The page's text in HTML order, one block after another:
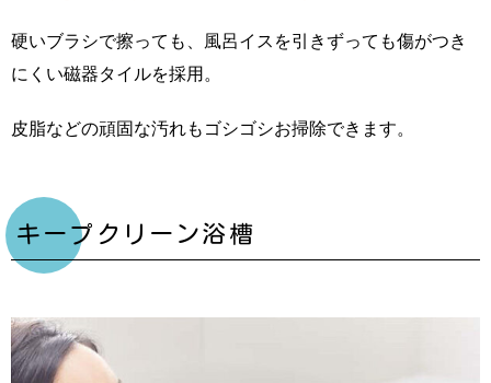
硬いブラシで擦っても、風呂イスを引きずっても傷がつき
にくい磁器タイルを採用。
皮脂などの頑固な汚れもゴシゴシお掃除できます。
キープクリーン浴槽